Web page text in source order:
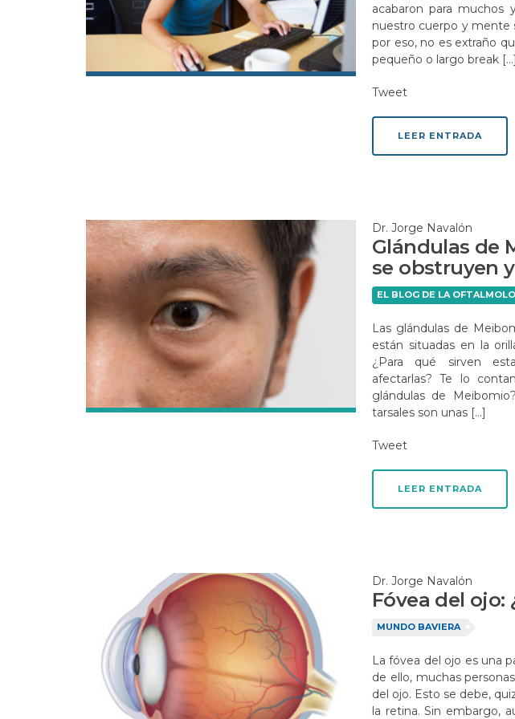
acabaron para muchos
nuestro cuerpo y mente
por eso, no es extraño
pequeño o largo break […]
Tweet
LEER ENTRADA
Dr. Jorge Navalón
Glándulas de
se obstruyen
EL BLOG DE LA
Las glándulas de
están situadas en la
¿Para qué sirven
afectarlas? Te lo
glándulas de
tarsales son unas […]
Tweet
LEER ENTRADA
Dr. Jorge Navalón
Fóvea del ojo:
MUNDO BAVIERA
La fóvea del ojo es una
de ello, muchas
del ojo. Esto se debe,
la retina. Sin embargo,